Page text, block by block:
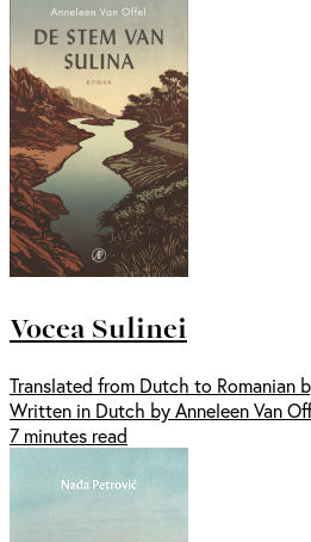
Vocea Sulinei
Translated from Dutch to Romanian
Written in Dutch by Anneleen Van
7 minutes read